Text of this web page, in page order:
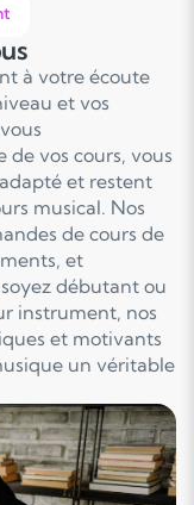
à votre écoute
et vos
de vos cours, vous
et restent
musical. Nos
de cours de
et
débutant ou
instrument, nos
et motivants
un véritable